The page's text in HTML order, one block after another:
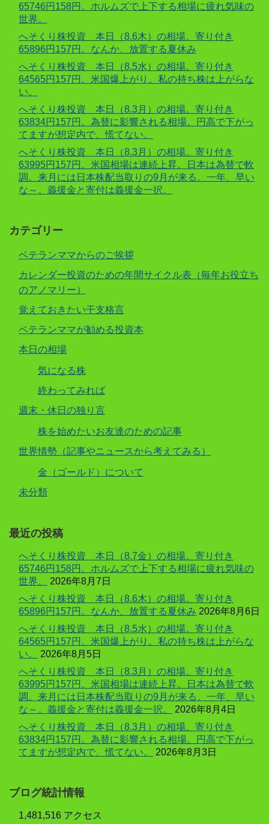
65746円158円。ホルムズで上下する相場に疲れ気味の
世界。
へそくり株投資 本日（8.6木）の相場。寄り付き
65896円157円。なんか、放置する夏休み
へそくり株投資 本日（8.5水）の相場。寄り付き
64565円157円。米国爆上がり。私の持ち株は上がらな
い。
へそくり株投資 本日（8.3月）の相場。寄り付き
63834円157円。為替に影響される相場。円高で下がっ
てますが想定内で、慌てない。
へそくり株投資 本日（8.3月）の相場。寄り付き
63995円157円。米国相場は連続上昇。日本は為替で軟
調。来月には日本株配当取りの9月が来る。一年、早い
な～。義援金と寄付は義援金一択。
カテゴリー
ベテランママからのご挨拶
カレンダー投資のための年間サイクル表（毎年お役立ち
のアノマリー）
覚えておきたい干支格言
ベテランママが勧める投資本
本日の相場
気になる株
終わってみれば
週末・休日の独り言
株を始めたいお友達のための記事
世界情勢（記事やニュースから考えてみる）
金（ゴールド）について
未分類
最近の投稿
へそくり株投資 本日（8.7金）の相場。寄り付き
65746円158円。ホルムズで上下する相場に疲れ気味の
世界。
2026年8月7日
へそくり株投資 本日（8.6木）の相場。寄り付き
65896円157円。なんか、放置する夏休み 2026年8月6日
へそくり株投資 本日（8.5水）の相場。寄り付き
64565円157円。米国爆上がり。私の持ち株は上がらな
い。
2026年8月5日
へそくり株投資 本日（8.3月）の相場。寄り付き
63995円157円。米国相場は連続上昇。日本は為替で軟
調。来月には日本株配当取りの9月が来る。一年、早い
な～。義援金と寄付は義援金一択。
2026年8月4日
へそくり株投資 本日（8.3月）の相場。寄り付き
63834円157円。為替に影響される相場。円高で下がっ
てますが想定内で、慌てない。
2026年8月3日
ブログ統計情報
1,481,516 アクセス